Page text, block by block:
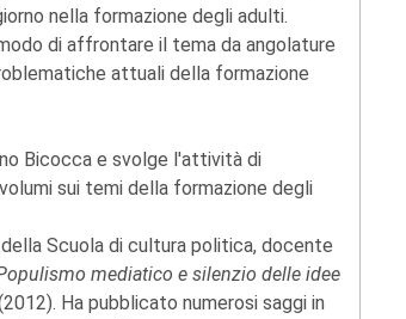
nella formazione degli adulti.
di affrontare il tema da angolature
attuali della formazione
Bicocca e svolge l'attività di
sui temi della formazione degli
Scuola di cultura politica, docente
mediatico e silenzio delle idee
Ha pubblicato numerosi saggi in